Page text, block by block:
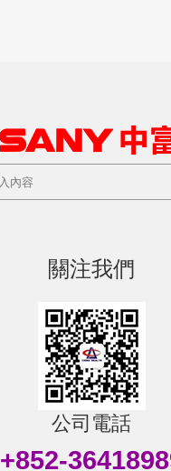
關注我們
公司電話
+852-